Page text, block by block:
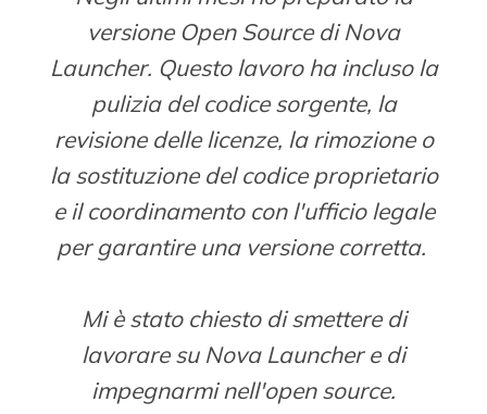
versione Open Source di Nova
Launcher. Questo lavoro ha incluso la
pulizia del codice sorgente, la
revisione delle licenze, la rimozione o
la sostituzione del codice proprietario
e il coordinamento con l'ufficio legale
per garantire una versione corretta.
Mi è stato chiesto di smettere di
lavorare su Nova Launcher e di
impegnarmi nell'open source.